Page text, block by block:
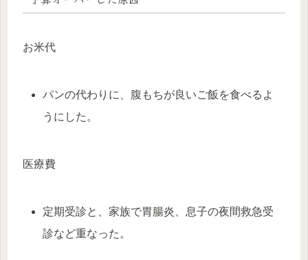
お米代
パンの代わりに、腹もちが良いご飯を食べるよ
うにした。
医療費
定期受診と、家族で胃腸炎、息子の夜間救急受
診など重なった。